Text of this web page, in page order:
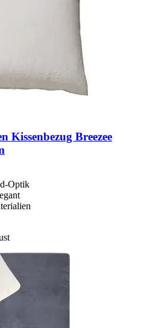
Kissenbezug Breezee
Optik